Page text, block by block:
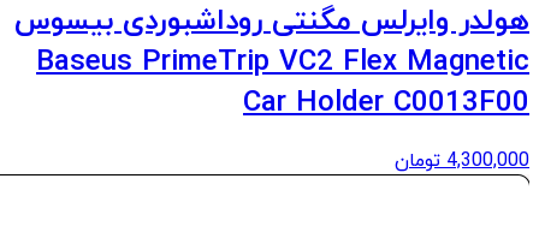
هولدر وایرلس مگنتی روداشبوردی بیسوس
Baseus PrimeTrip VC2 Flex Magnetic
Car Holder C0013F00
4,300,000 تومان